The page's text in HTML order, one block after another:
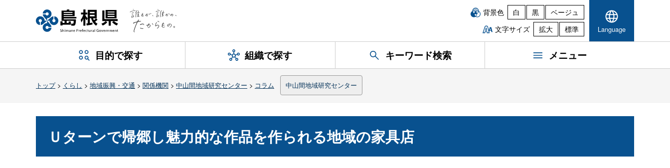
背景色 白 黒
ベージュ
文字サイズ
拡大 標準 Language
目的で探す 組織で探す キーワード検索 メニュー
トップ> くらし > 地域振興・交通 > 関係機関 > 中山間地域研究センター > コラム 中山間地域研究センター
Ｕターンで帰郷し魅力的な作品を作られる地域の家具店